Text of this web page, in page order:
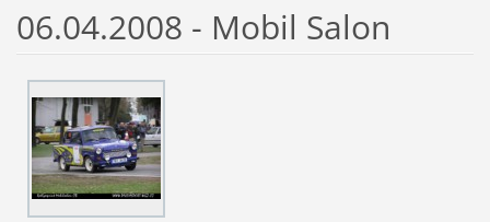
06.04.2008 - Mobil Salon